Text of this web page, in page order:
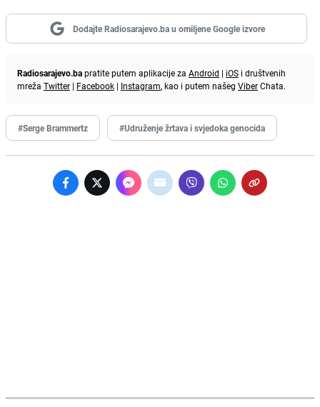
Dodajte Radiosarajevo.ba u omiljene Google izvore
Radiosarajevo.bapratite putem aplikacije za Android | iOS i društvenih
mreža Twitter | Facebook | Instagram, kao i putem našeg ViberChata.
#Serge Brammertz #Udruženje žrtava i svjedoka genocida